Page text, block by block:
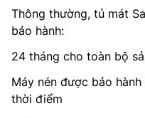
Thông thường, tủ mát
bảo hành:
24 tháng cho toàn bộ
Máy nén được bảo
thời điểm